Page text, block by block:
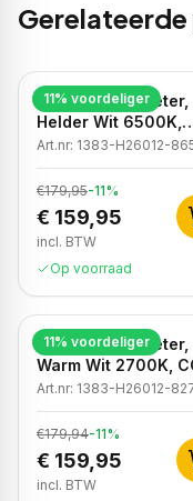
11% voordeliger
LED strip, 50 meter,
Helder Wit 6500K,
COB, High Voltage,
220V, IP65
Art.nr: 1383-H26012-
€179,95-11%
€ 159,95
incl. BTW
Op voorraad
11% voordeliger
LED strip, 50 meter,
Warm Wit 2700K,
High Voltage, 50
220V, IP65
Art.nr: 1383-H26012-
€179,94-11%
€ 159,95
incl. BTW